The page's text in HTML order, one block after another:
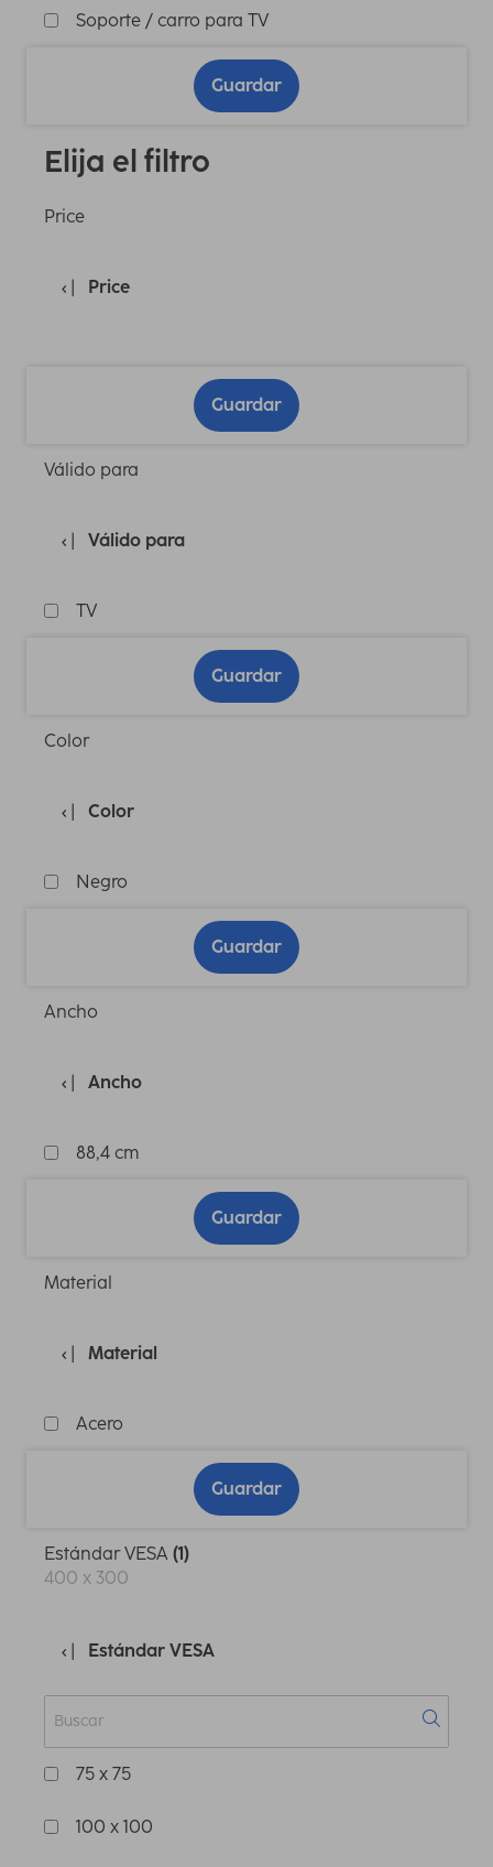
Soporte / carro para TV
Guardar
Elija el filtro
Price
Price
Guardar
Válido para
Válido para
TV
Guardar
Color
Color
Negro
Guardar
Ancho
Ancho
88,4 cm
Guardar
Material
Material
Acero
Guardar
Estándar VESA (1)
400 x 300
Estándar VESA
75 x 75
100 x 100